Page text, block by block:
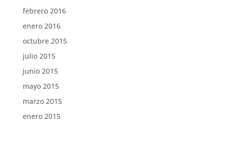
febrero 2016
enero 2016
octubre 2015
julio 2015
junio 2015
mayo 2015
marzo 2015
enero 2015